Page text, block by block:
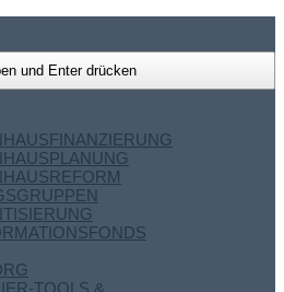
TOOLS &